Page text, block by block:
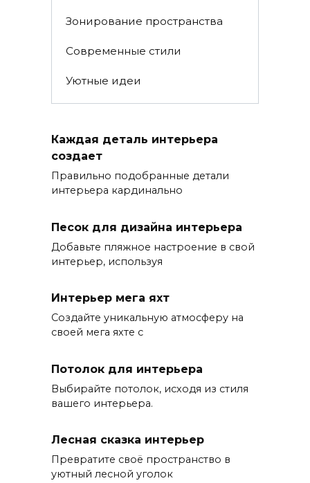
Зонирование пространства
Современные стили
Уютные идеи
Каждая деталь интерьера
создает
Правильно подобранные детали
интерьера кардинально
Песок для дизайна интерьера
Добавьте пляжное настроение в свой
интерьер, используя
Интерьер мега яхт
Создайте уникальную атмосферу на
своей мега яхте с
Потолок для интерьера
Выбирайте потолок, исходя из стиля
вашего интерьера.
Лесная сказка интерьер
Превратите своё пространство в
уютный лесной уголок